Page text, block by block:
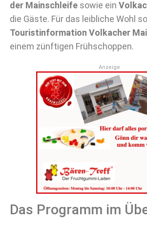
der Mainschleife sowie ein
die Gäste. Für das leibliche Wohl
Touristinformation Volkacher
einem zünftigen Frühschoppen.
Anzeige
Das Programm im